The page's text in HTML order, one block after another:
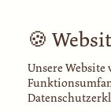
🍪
Unsere